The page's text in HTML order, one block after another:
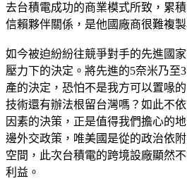
去台積電成功的商業模式所致，累
信賴夥伴關係，是他國廠商很難複製
如今被迫紛紛往競爭對手的先進國
壓力下的決定。將先進的5奈米乃至
產的決定，恐怕不是我方可以置喙
技術還有辦法根留台灣嗎？如此不
因素的決策，正是值得我們擔心的
邊外交政策，唯美國是從的政治依
空間，此次台積電的跨境設廠顯然
利益。